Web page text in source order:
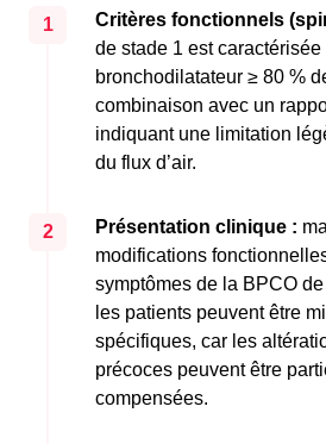
1 Critères fonctionnels
de stade 1 est
bronchodilatateur ≥ 80 %
combinaison avec un
indiquant une limitation
du flux d’air.
2 Présentation clinique :
modifications
symptômes de la BPCO
les patients peuvent être
spécifiques, car les
précoces peuvent être
compensées.